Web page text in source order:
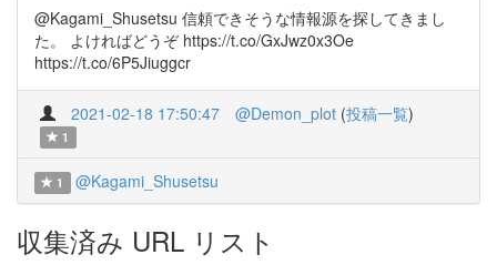
@Kagami_Shusetsu 信頼できそうな情報源を探してきまし
た。 よければどうぞ https://t.co/GxJwz0x3Oe
https://t.co/6P5Jiuggcr
2021-02-18 17:50:47 @Demon_plot (投稿一覧)
1
1 @Kagami_Shusetsu
収集済み URL リスト